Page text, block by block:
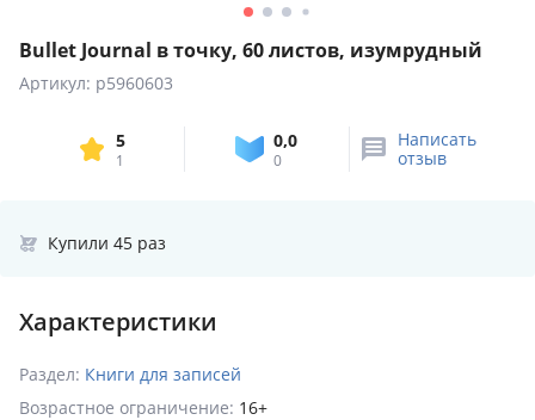
Bullet Journal в точку, 60 листов, изумрудный
Артикул: p5960603
5
1
0,0
0
Написать
отзыв
Купили 45 раз
Характеристики
Раздел: Книги для записей
Возрастное ограничение: 16+